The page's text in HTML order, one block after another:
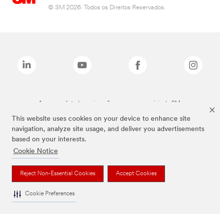
This website uses cookies on your device to enhance site
navigation, analyze site usage, and deliver you advertisements
based on your interests.
Cookie Notice
Reject Non-Essential Cookies Accept Cookies
Cookie Preferences
© 3M 2026. Todos os Direitos Reservados.
As marcas listadas a cima são marcas comerciais da 3M.